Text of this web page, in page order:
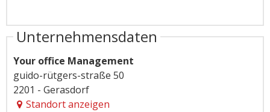
Unternehmensdaten
Your office Management
guido-rütgers-straße 50
2201 - Gerasdorf
Standort anzeigen